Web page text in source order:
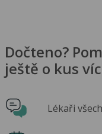
Dočteno?
ještě o kus
Lékaři